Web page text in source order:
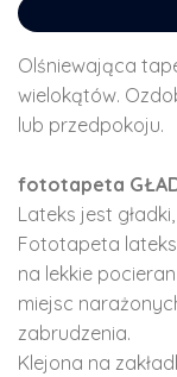
Olśniewająca
wielokątów.
lub przedpokoju.
fototapeta
Lateks jest
Fototapeta
na lekkie
miejsc
zabrudzenia.
Klejona na